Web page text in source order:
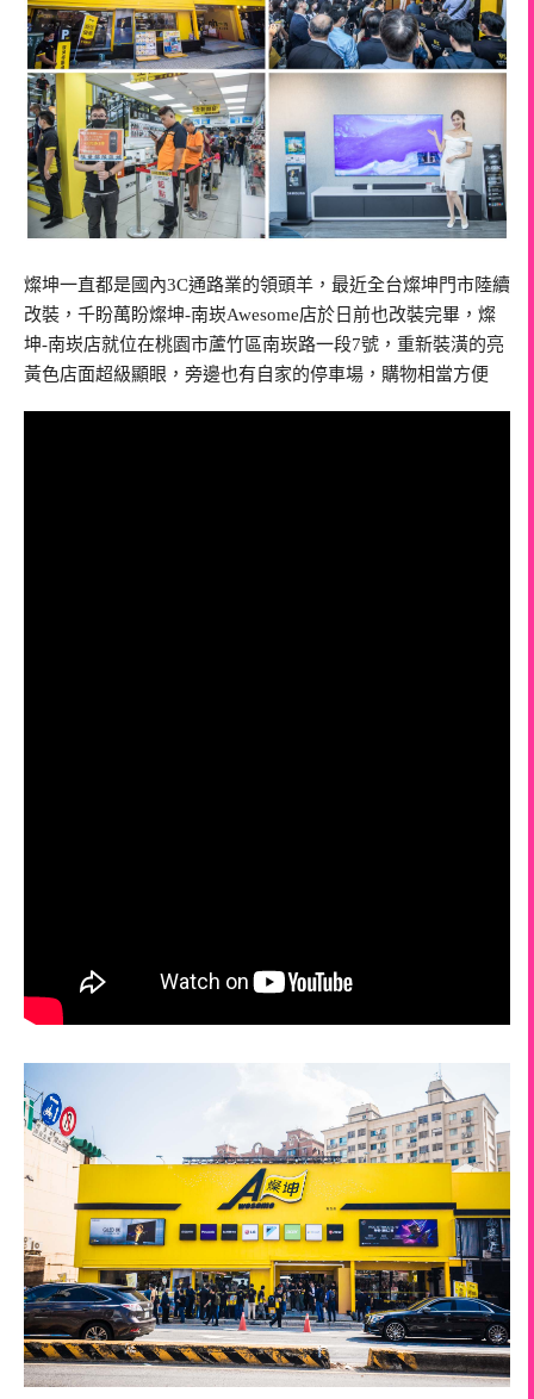
燦坤一直都是國內3C通路業的領頭羊，最近全台燦坤門市陸續
改裝，千盼萬盼燦坤-南崁Awesome店於日前也改裝完畢，燦
坤-南崁店就位在桃園市蘆竹區南崁路一段7號，重新裝潢的亮
黃色店面超級顯眼，旁邊也有自家的停車場，購物相當方便